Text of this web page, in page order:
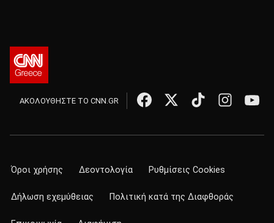
ΑΚΟΛΟΥΘΗΣΤΕ ΤΟ CNN.GR
Όροι χρήσης Δεοντολογία Ρυθμίσεις Cookies
Δήλωση εχεμύθειας Πολιτική κατά της Διαφθοράς